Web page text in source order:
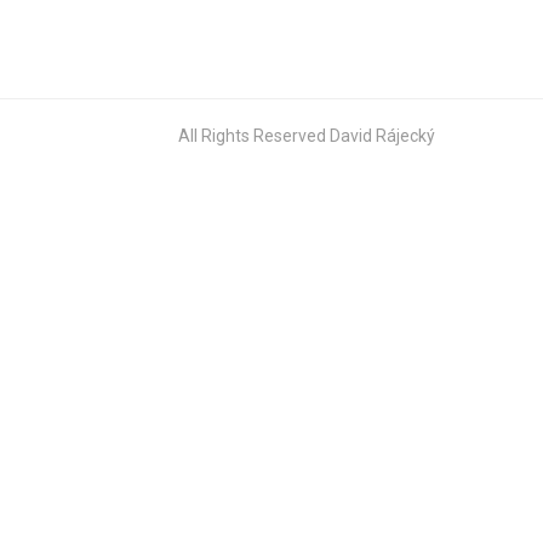
All Rights Reserved David Rájecký